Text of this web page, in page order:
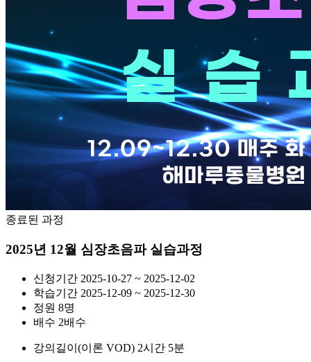
종료된 과정
2025년 12월 심장초음파 실습과정
신청기간 2025-10-27 ~ 2025-12-02
학습기간 2025-12-09 ~ 2025-12-30
정원 8명
배수 2배수
강의길이(이론 VOD) 2시간 5분